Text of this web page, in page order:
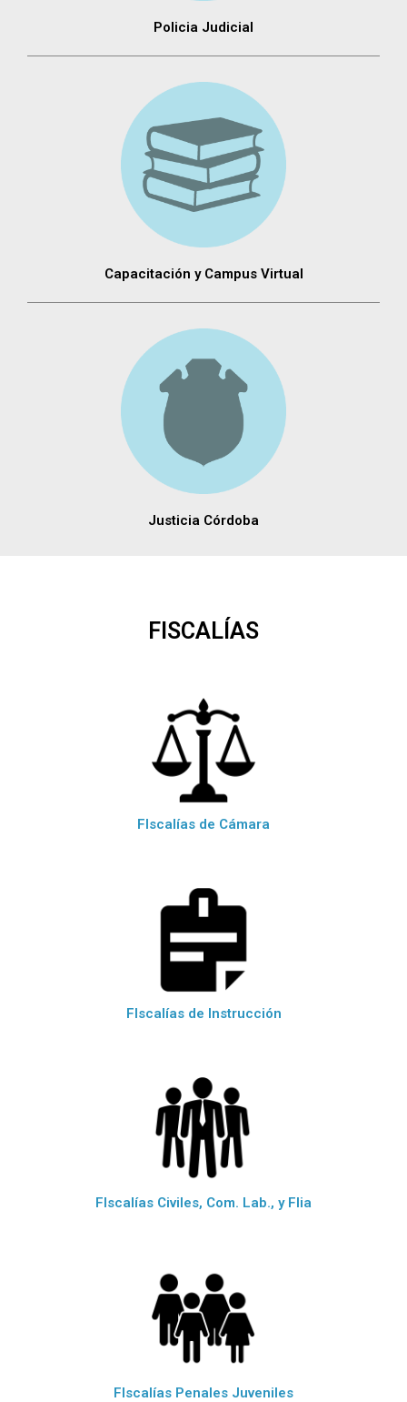
Policia Judicial
Capacitación y Campus Virtual
Justicia Córdoba
FISCALÍAS
FIscalías de Cámara
FIscalías de Instrucción
FIscalías Civiles, Com. Lab., y Flia
FIscalías Penales Juveniles